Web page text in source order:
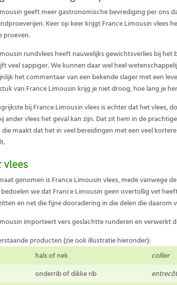
geeft meer gastronomische bevrediging per ons
Keer op keer krijgt France Limousin vlees
proeven.
rundvlees heeft nauwelijks gewichtsverlies bij het
veel sappiger. We kunnen daar wel heel
het commentaar van een bekende slager met een
van France Limousin krijg je niet droog, hoe lang je
bij France Limousin vlees is echter dat het vlees,
ander vlees het geval kan zijn. Dat zit hem in de
die maakt dat het in veel bereidingen met een veel
vlees
genomen is France Limousin vlees, mede vanwege
we dat France Limousin geen overtollig vet
en net die fijne dooradering in die delen die daarom
importeert vers geslachtte runderen en verwerkt
producten (zie ook illustratie hieronder):
hals of nek
collier
onderrib of dikke rib